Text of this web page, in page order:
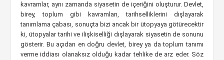
kavramlar, aynı zamanda siyasetin de içeriğini oluşturur. Devlet,
birey, toplum gibi kavramları, tarihselliklerini dışlayarak
tanımlama çabası, sonuçta bizi ancak bir ütopyaya götürecektir
ki, ütopyalar tarihi ve ilişkiselliği dışlayarak siyasetin de sonunu
gösterir. Bu açıdan en doğru devlet, birey ya da toplum tanımı
verme iddiası olanaksız olduğu kadar tehlike de arz eder. Söz